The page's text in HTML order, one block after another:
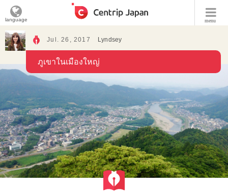
menu
language
Jul. 26, 2017 Lyndsey
ภูเขาในเมืองใหญ่